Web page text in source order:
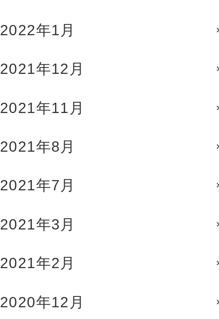
2022年1月
2021年12月
2021年11月
2021年8月
2021年7月
2021年3月
2021年2月
2020年12月